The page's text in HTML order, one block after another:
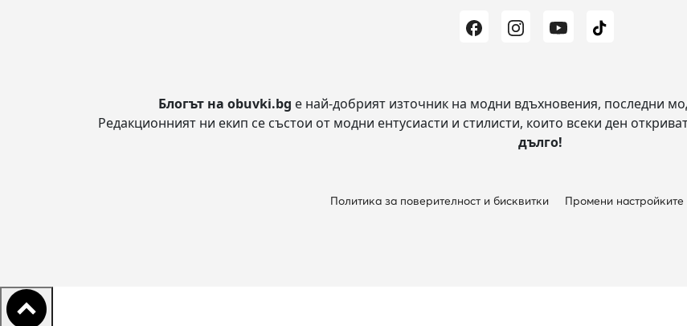
Блогът на obuvki.bg е най-добрият източник на модни вдъхновения, последни
Редакционният ни екип се състои от модни ентусиасти и стилисти, които всеки ден
дълго!
Политика за поверителност и бисквитки Промени настройките